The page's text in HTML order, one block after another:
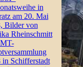
in
am 20. Mai
Bilder von
Rheinschmitt
in Schifferstadt